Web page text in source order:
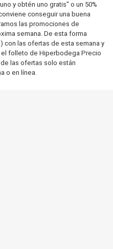
y obtén uno gratis" o un 50%
conseguir una buena
las promociones de
semana. De esta forma
con las ofertas de esta semana y
el folleto de Hiperbodega Precio
las ofertas solo están
o en línea.